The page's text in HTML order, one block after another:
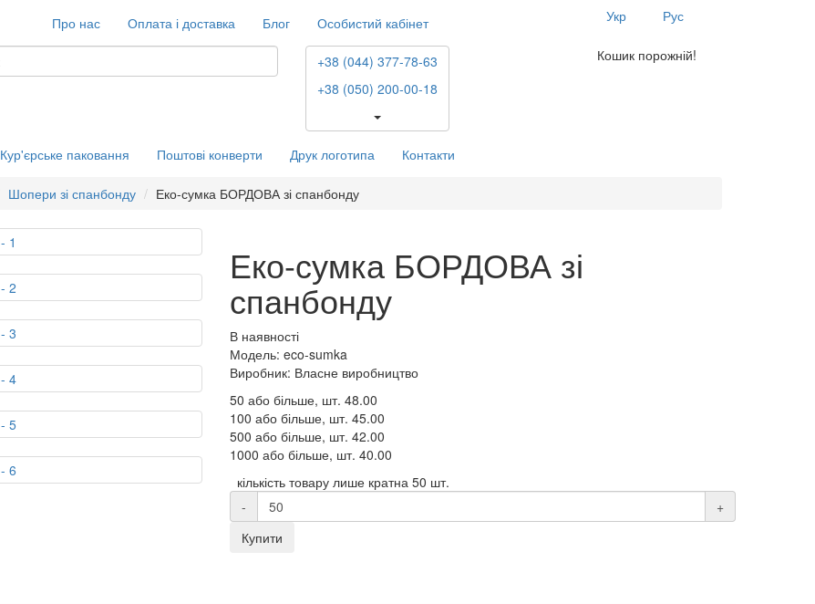
Про нас Оплата і доставка Блог Особистий кабінет Укр Рус
+38 (044) 377-78-63
+38 (050) 200-00-18
Кошик порожній!
Кур'єрське паковання Поштові конверти Друк логотипа Контакти
Шопери зі спанбонду Еко-сумка БОРДОВА зі спанбонду
Еко-сумка БОРДОВА зі
спанбонду
В наявності
Модель: eco-sumka
Виробник: Власне виробництво
50 або більше, шт. 48.00
100 або більше, шт. 45.00
500 або більше, шт. 42.00
1000 або більше, шт. 40.00
кількість товару лише кратна 50 шт.
-
+
Купити